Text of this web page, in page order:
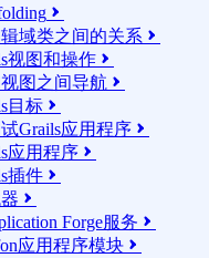

域类之间的关系 
视图和操作 
图之间导航 
目标 
Grails应用程序 
应用程序 
插件 

Forge服务 
应用程序模块 